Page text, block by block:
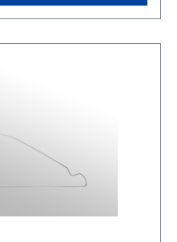
bezüglich
besonders aus. Die
Sie Ihren perfekten
sowie
Bügeltypen.